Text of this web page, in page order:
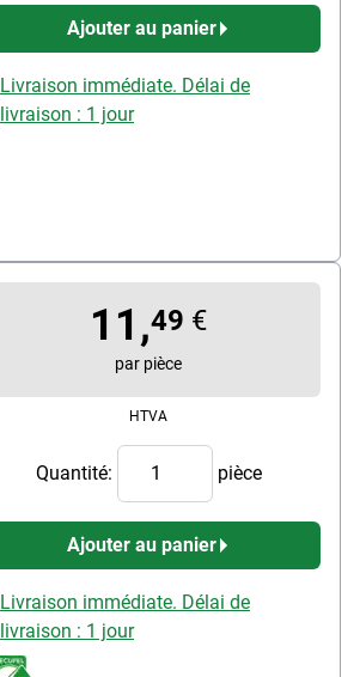
Ajouter au panier
Livraison immédiate. Délai de
livraison : 1 jour
11,49 €
par pièce
HTVA
Quantité: pièce
Ajouter au panier
Livraison immédiate. Délai de
livraison : 1 jour